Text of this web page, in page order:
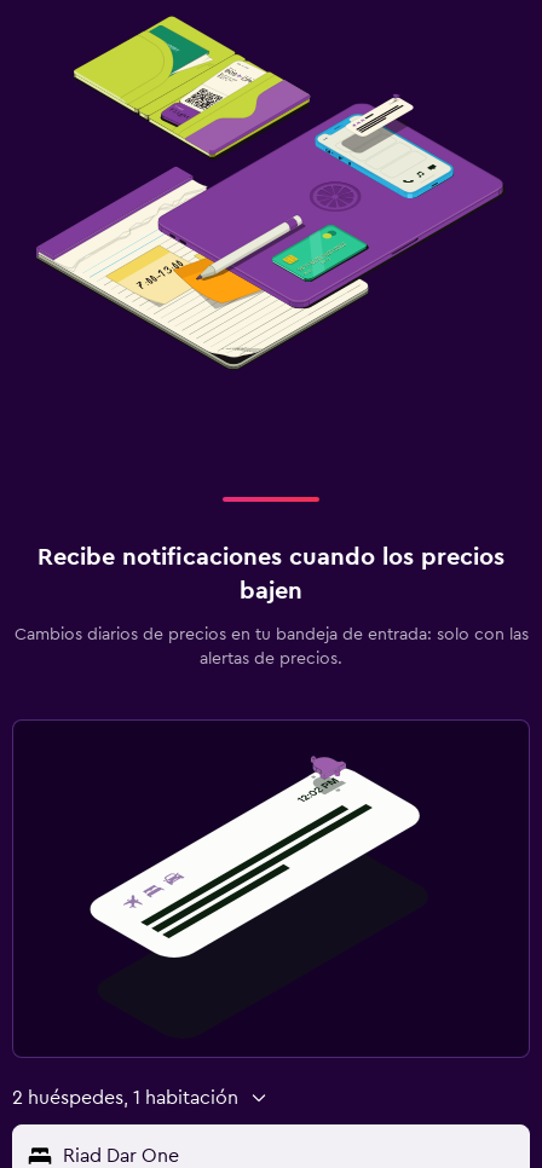
Recibe notificaciones cuando los precios
bajen
Cambios diarios de precios en tu bandeja de entrada: solo con las
alertas de precios.
2 huéspedes, 1 habitación
Riad Dar One